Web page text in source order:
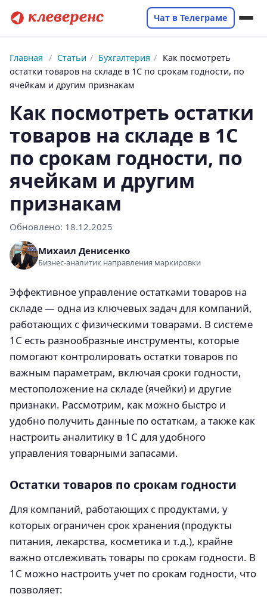
Чат в Телеграме
Главная / Статьи / Бухгалтерия / Как посмотреть
остатки товаров на складе в 1С по срокам годности, по
ячейкам и другим признакам
Как посмотреть остатки
товаров на складе в 1С
по срокам годности, по
ячейкам и другим
признакам
Обновлено: 18.12.2025
Михаил Денисенко
Бизнес-аналитик направления маркировки
Эффективное управление остатками товаров на
складе — одна из ключевых задач для компаний,
работающих с физическими товарами. В системе
1С есть разнообразные инструменты, которые
помогают контролировать остатки товаров по
важным параметрам, включая сроки годности,
местоположение на складе (ячейки) и другие
признаки. Рассмотрим, как можно быстро и
удобно получить данные по остаткам, а также как
настроить аналитику в 1С для удобного
управления товарными запасами.
Остатки товаров по срокам годности
Для компаний, работающих с продуктами, у
которых ограничен срок хранения (продукты
питания, лекарства, косметика и т.д.), крайне
важно отслеживать товары по срокам годности. В
1С можно настроить учет по срокам годности, что
позволяет: